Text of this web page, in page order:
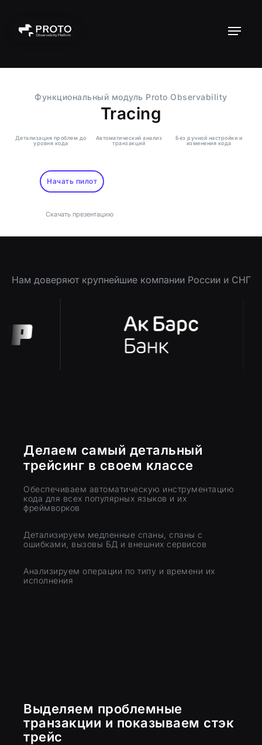
Функциональный модуль Proto Observability
Tracing
Детализация проблем до
уровня кода
Автоматический анализ
транзакций
Без ручной настройки и
изменения кода
Скачать презентацию
Начать пилот
Нам доверяют крупнейшие компании России и СНГ
Делаем самый детальный
трейсинг в своем классе
Обеспечиваем автоматическую инструментацию
кода для всех популярных языков и их
фреймворков
Детализируем медленные спаны, спаны с
ошибками, вызовы БД и внешних сервисов
Анализируем операции по типу и времени их
исполнения
Выделяем проблемные
транзакции и показываем стэк
трейс